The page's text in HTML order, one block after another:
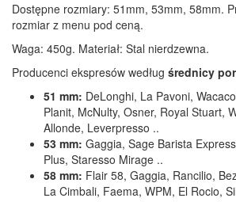
Dostępne rozmiary: 51mm, 53mm, 58mm.
rozmiar z menu pod ceną.
Waga: 450g. Materiał: Stal nierdzewna.
Producenci ekspresów według średnicy
51 mm: DeLonghi, La Pavoni,
Planit, McNulty, Osner, Royal Stuart,
Allonde, Leverpresso ..
53 mm: Gaggia, Sage Barista
Plus, Staresso Mirage ..
58 mm: Flair 58, Gaggia, Rancilio,
La Cimbali, Faema, WPM, El Rocio,